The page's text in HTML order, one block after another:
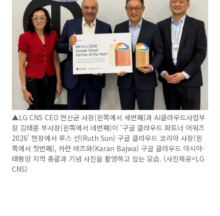
▲LG CNS CEO 현신균 사장(왼쪽에서 세번째)과 AI클라우드사업부
장 김태훈 부사장(왼쪽에서 네번째)이 '구글 클라우드 파트너 어워즈
2026' 현장에서 루스 선(Ruth Sun) 구글 클라우드 코리아 사장(왼
쪽에서 첫번째), 카란 바즈와(Karan Bajwa) 구글 클라우드 아시아·
태평양 지역 총괄과 기념 사진을 촬영하고 있는 모습. (사진제공=LG
CNS)